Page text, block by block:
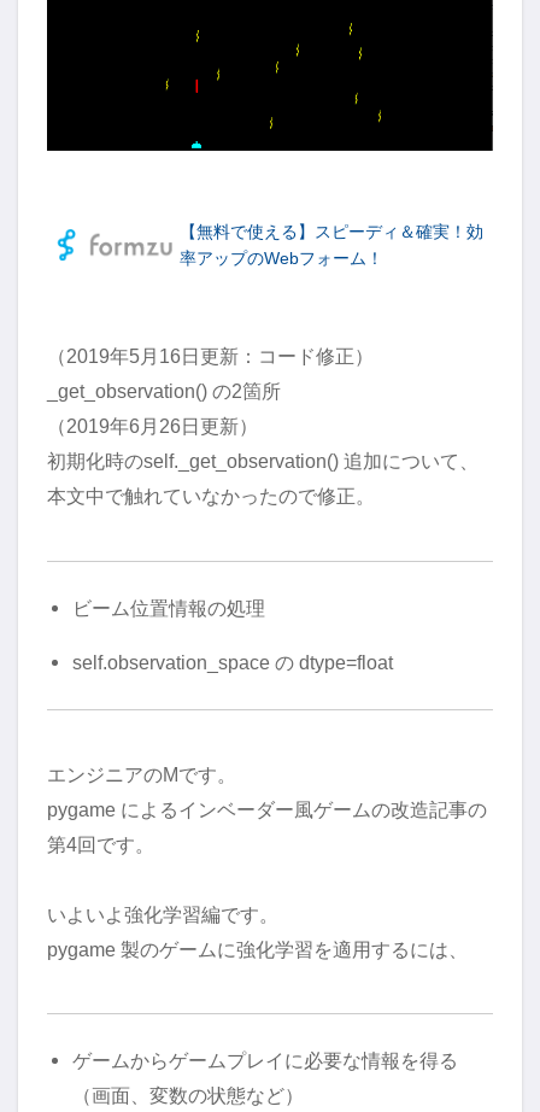
【無料で使える】スピーディ＆確実！効
率アップのWebフォーム！
（2019年5月16日更新：コード修正）
_get_observation() の2箇所
（2019年6月26日更新）
初期化時のself._get_observation() 追加について、
本文中で触れていなかったので修正。
ビーム位置情報の処理
self.observation_space の dtype=float
エンジニアのMです。
pygame によるインベーダー風ゲームの改造記事の
第4回です。
いよいよ強化学習編です。
pygame 製のゲームに強化学習を適用するには、
ゲームからゲームプレイに必要な情報を得る
（画面、変数の状態など）